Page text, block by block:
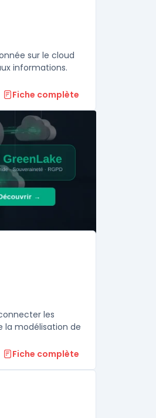
Data Platform) dans cette
sur le cloud
informations.
Fiche complète
les
la modélisation de
Fiche complète